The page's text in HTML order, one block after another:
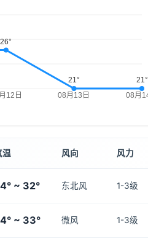
温 风向 风力
~ 32° 东北风 1-3级
~ 33° 微风 1-3级